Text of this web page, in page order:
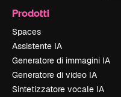
Prodotti
Spaces
Assistente IA
Generatore di immagini IA
Generatore di video IA
Sintetizzatore vocale IA